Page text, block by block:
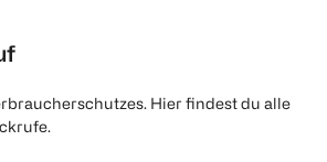
Hier findest du alle